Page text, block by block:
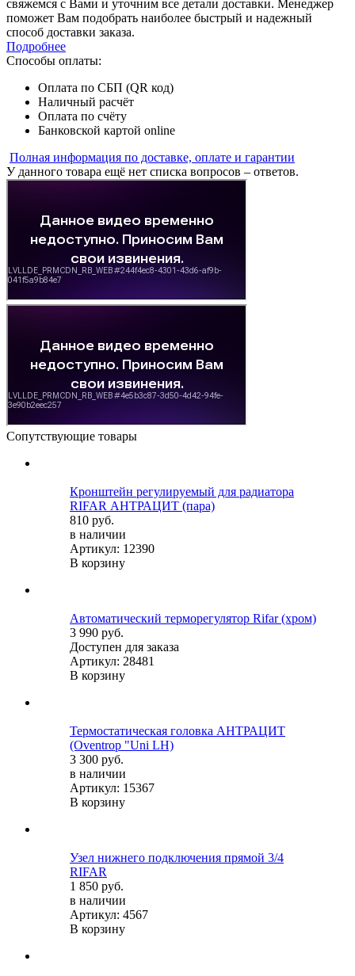
свяжемся с Вами и уточним все детали доставки. Менеджер
поможет Вам подобрать наиболее быстрый и надежный
способ доставки заказа.
Подробнее
Способы оплаты:
Оплата по СБП (QR код)
Наличный расчёт
Оплата по счёту
Банковской картой online
Полная информация по доставке, оплате и гарантии
У данного товара ещё нет списка вопросов – ответов.
Сопутствующие товары
Кронштейн регулируемый для радиатора
RIFAR АНТРАЦИТ (пара)
810 руб.
в наличии
Артикул: 12390
В корзину
Автоматический терморегулятор Rifar (хром)
3 990 руб.
Доступен для заказа
Артикул: 28481
В корзину
Термостатическая головка АНТРАЦИТ
(Oventrop "Uni LH)
3 300 руб.
в наличии
Артикул: 15367
В корзину
Узел нижнего подключения прямой 3/4
RIFAR
1 850 руб.
в наличии
Артикул: 4567
В корзину